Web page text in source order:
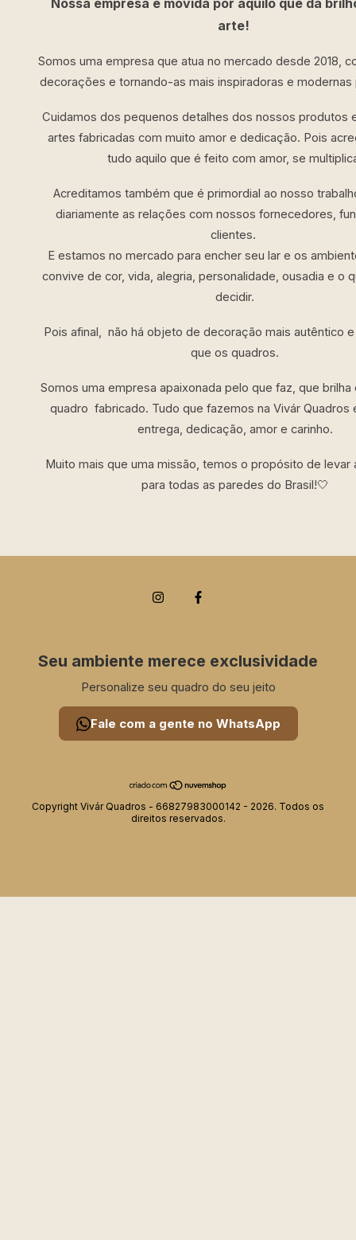
Nossa empresa é movida por aquilo que dá
arte!
Somos uma empresa que atua no mercado desde 2018,
decorações e tornando-as mais inspiradoras e
Cuidamos dos pequenos detalhes dos nossos produtos
artes fabricadas com muito amor e dedicação. Pois
tudo aquilo que é feito com amor, se
Acreditamos também que é primordial ao nosso
diariamente as relações com nossos fornecedores,
clientes.
E estamos no mercado para encher seu lar e os
convive de cor, vida, alegria, personalidade, ousadia e o
decidir.
Pois afinal, não há objeto de decoração mais autêntico
que os quadros.
Somos uma empresa apaixonada pelo que faz, que brilha
quadro fabricado. Tudo que fazemos na Vivár Quadros
entrega, dedicação, amor e carinho.
Muito mais que uma missão, temos o propósito de levar
para todas as paredes do Brasil!🤍
Seu ambiente merece exclusividade
Personalize seu quadro do seu jeito
Fale com a gente no WhatsApp
Copyright Vivár Quadros - 66827983000142 - 2026. Todos os
direitos reservados.